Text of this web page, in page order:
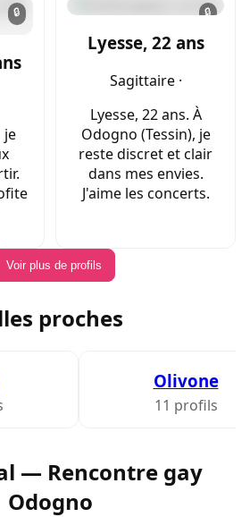
🔒
je
🔒
Lyesse, 22 ans
Sagittaire ·
Lyesse, 22 ans. À
Odogno (Tessin), je
reste discret et clair
dans mes envies.
J'aime les concerts.
Voir plus de profils
proches
Olivone
11 profils
— Rencontre gay
Odogno